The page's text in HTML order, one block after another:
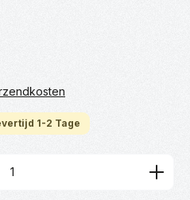
1-2 Tage
de gewenste